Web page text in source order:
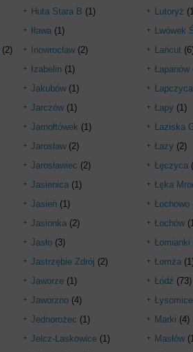
(2)
Huta Stara B (1)
Iława (1)
Inowrocław (2)
Izabelin (1)
Jakubów (1)
Jarczów (1)
Jarnołtówek (1)
Jarosław (2)
Jarosławiec (2)
Jasienica (1)
Jasień (1)
Jasionka (2)
Jasło (3)
Jastrzębie Zdrój (2)
Jaworze (1)
Jaworzno (4)
Jednorożec (1)
Jelcz­-Laskowice (1)
Lutoryż
Lwówek
Łańcut
Łapanów
Łapczyca
Łapy (1)
Łaziska
Łazy (2)
Łęczyca
Łęka
Łochowo
Łochów
Łomianki
Łomża
Łódź (73)
Łysomice
Marki (4)
Masłów